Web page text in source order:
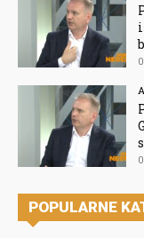
POPULARNE